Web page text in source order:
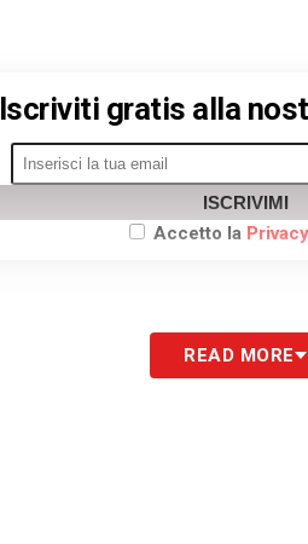
Iscriviti gratis alla
ISCRIVIMI
Accetto la
READ MORE